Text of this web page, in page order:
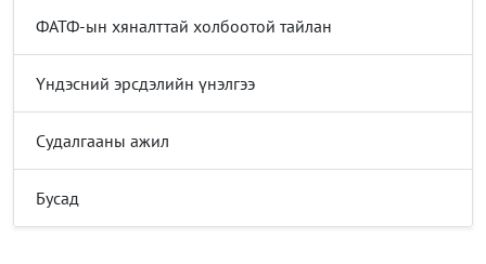
ФАТФ-ын хяналттай холбоотой тайлан
Үндэсний эрсдэлийн үнэлгээ
Судалгааны ажил
Бусад